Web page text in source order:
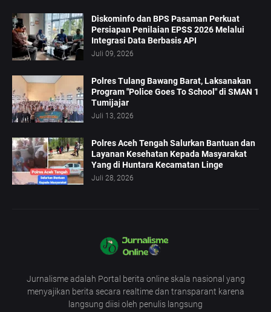
Diskominfo dan BPS Pasaman Perkuat
Persiapan Penilaian EPSS 2026 Melalui
Integrasi Data Berbasis API
Juli 09, 2026
Polres Tulang Bawang Barat, Laksanakan
Program "Police Goes To School" di SMAN 1
Tumijajar
Juli 13, 2026
Polres Aceh Tengah Salurkan Bantuan dan
Layanan Kesehatan Kepada Masyarakat
Yang di Huntara Kecamatan Linge
Juli 28, 2026
Jurnalisme adalah Portal berita online skala nasional yang
menyajikan berita secara realtime dan transparant karena
langsung diisi oleh penulis langsung